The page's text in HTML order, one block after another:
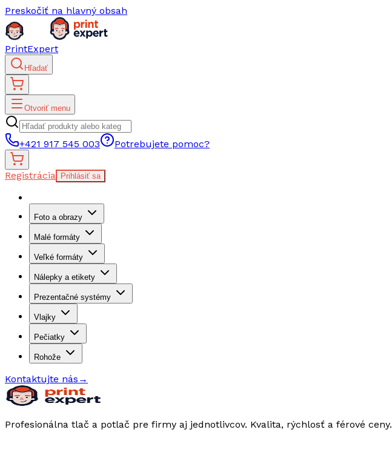
Preskočiť na hlavný obsah
PrintExpert
Hľadať
Otvoriť menu
+421 917 545 003 Potrebujete pomoc?
Registrácia Prihlásiť sa
Foto a obrazy
Malé formáty
Veľké formáty
Nálepky a etikety
Prezentačné systémy
Vlajky
Pečiatky
Rohože
Kontaktujte nás →
Profesionálna tlač a potlač pre firmy aj jednotlivcov. Kvalita, rýchlosť a férové ceny.